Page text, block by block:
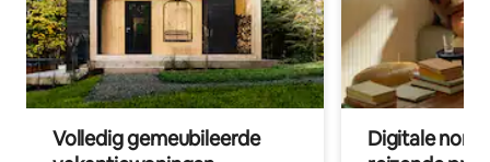
Volledig gemeubileerde
Digitale